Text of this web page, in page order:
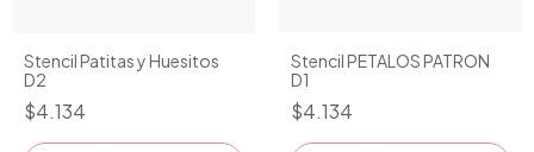
Stencil Patitas y Huesitos
D2
$4.134
Stencil PETALOS PATRON
D1
$4.134